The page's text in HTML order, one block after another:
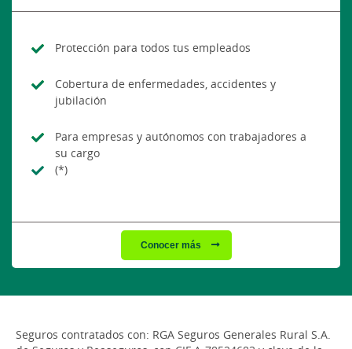
Protección para todos tus empleados
Cobertura de enfermedades, accidentes y
jubilación
Para empresas y autónomos con trabajadores a
su cargo
(*)
Conocer más
Seguros contratados con: RGA Seguros Generales Rural S.A.